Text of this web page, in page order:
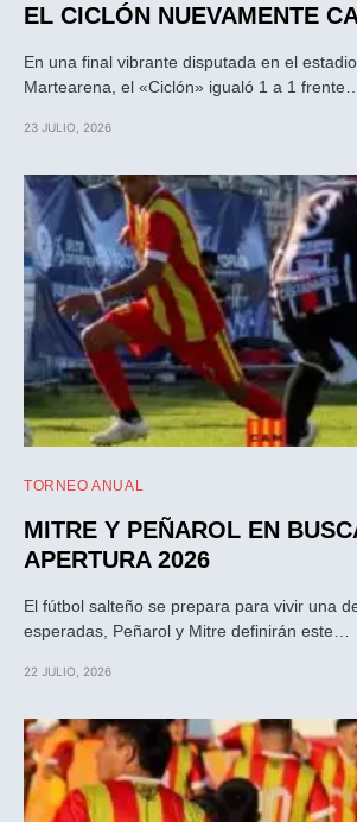
EL CICLÓN NUEVAMENTE
En una final vibrante disputada en el
Martearena, el «Ciclón» igualó 1 a 1 frente…
23 JULIO, 2026
TORNEO ANUAL
MITRE Y PEÑAROL EN
APERTURA 2026
El fútbol salteño se prepara para vivir una
esperadas, Peñarol y Mitre definirán este…
22 JULIO, 2026